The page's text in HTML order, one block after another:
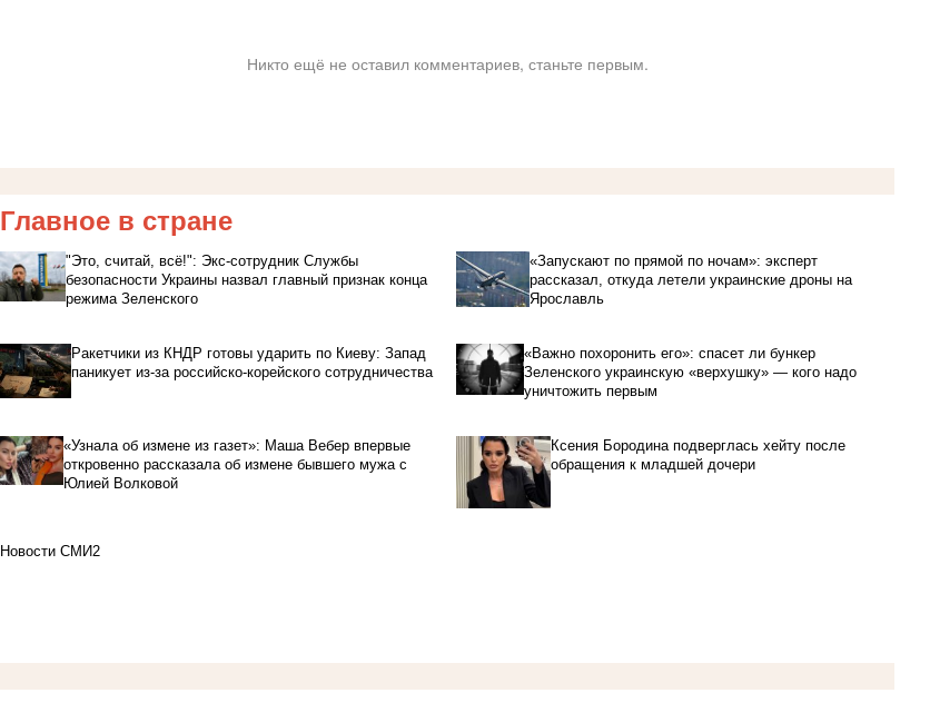
Никто ещё не оставил комментариев, станьте первым.
Главное в стране
"Это, считай, всё!": Экс-сотрудник Службы
безопасности Украины назвал главный признак конца
режима Зеленского
«Запускают по прямой по ночам»: эксперт
рассказал, откуда летели украинские дроны на
Ярославль
Ракетчики из КНДР готовы ударить по Киеву: Запад
паникует из-за российско-корейского сотрудничества
«Важно похоронить его»: спасет ли бункер
Зеленского украинскую «верхушку» — кого надо
уничтожить первым
«Узнала об измене из газет»: Маша Вебер впервые
откровенно рассказала об измене бывшего мужа с
Юлией Волковой
Ксения Бородина подверглась хейту после
обращения к младшей дочери
Новости СМИ2